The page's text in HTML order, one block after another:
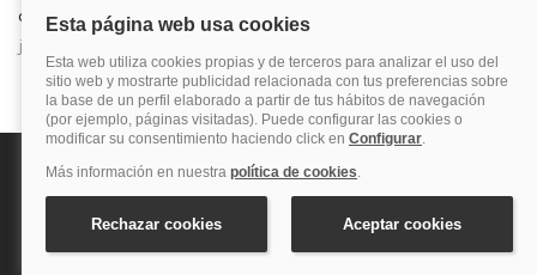
de playa
julio 1, 2026
© 2025 Blog de quehoteles.com. Todos los derechos reservados.